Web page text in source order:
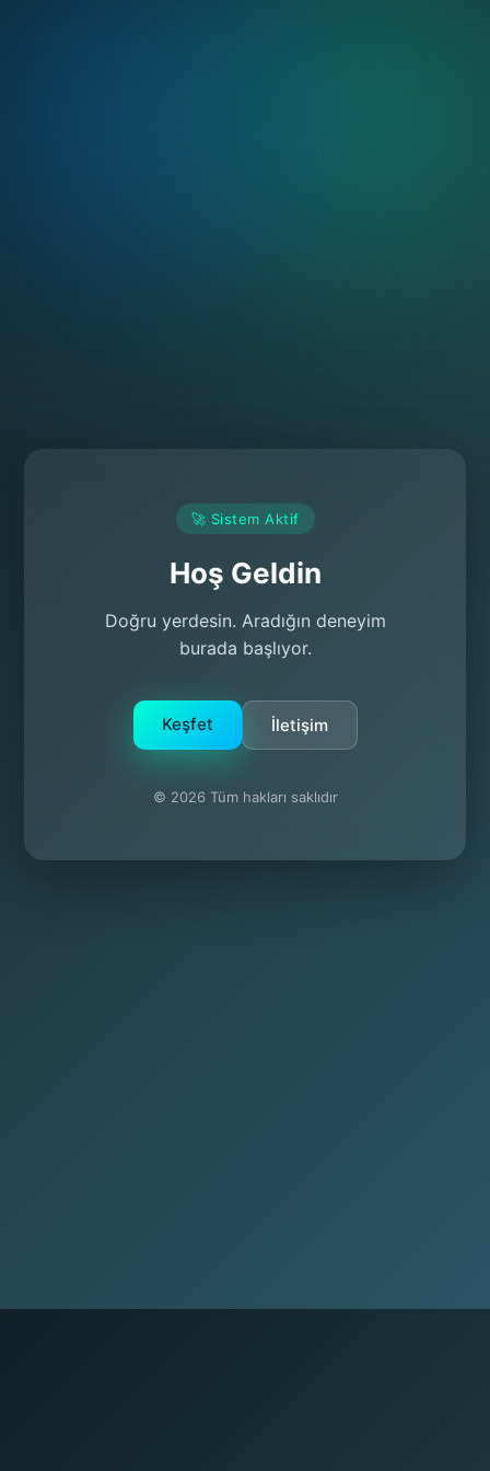
🚀 Sistem Aktif
Hoş Geldin
Doğru yerdesin. Aradığın deneyim
burada başlıyor.
Keşfet İletişim
© 2026 Tüm hakları saklıdır